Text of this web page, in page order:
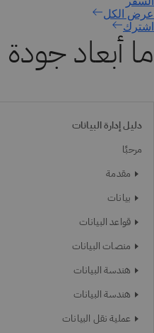
اشترك
ما أبعاد جودة
دليل إدارة البيانات
مرحبًا
مقدمة
بيانات
قواعد البيانات
منصات البيانات
هندسة البيانات
هندسة البيانات
عملية نقل البيانات